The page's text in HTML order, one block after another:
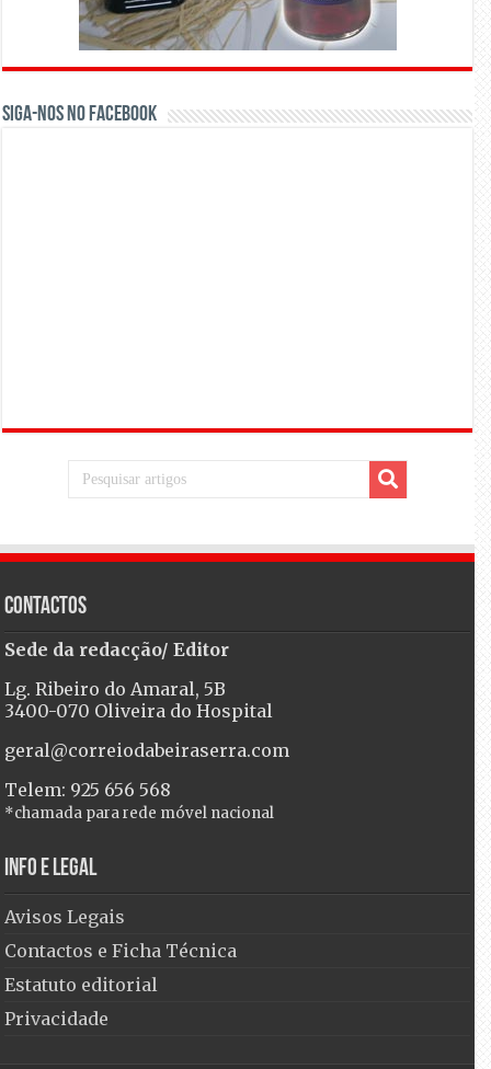
Siga-nos no Facebook
Contactos
Sede da redacção/ Editor
Lg. Ribeiro do Amaral, 5B
3400-070 Oliveira do Hospital
geral@correiodabeiraserra.com
Telem: 925 656 568
*chamada para rede móvel nacional
Info e Legal
Avisos Legais
Contactos e Ficha Técnica
Estatuto editorial
Privacidade